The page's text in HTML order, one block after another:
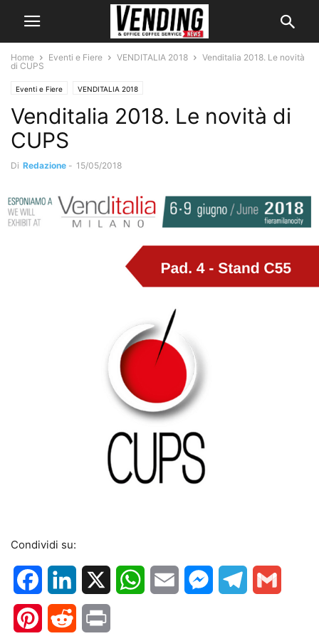
Home Eventi e Fiere VENDITALIA 2018
Venditalia 2018. Le novità
di CUPS
Eventi e Fiere VENDITALIA 2018
Venditalia 2018. Le novità di
CUPS
Di Redazione - 15/05/2018
Condividi su:
FacebookLinkedIn WhatsApp
Email MessengerTelegram
PinterestReddit